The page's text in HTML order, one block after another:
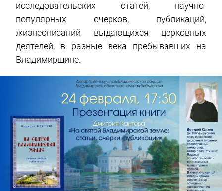
исследовательских статей, научно-
популярных очерков, публикаций,
жизнеописаний выдающихся церковных
деятелей, в разные века пребывавших на
Владимирщине.